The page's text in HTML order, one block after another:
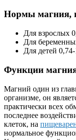
Нормы магния, в
Для взрослых
Для
Для детей
Функции
Магний один из
организме, он
практически всех
последнее
клеток, на
нормальное